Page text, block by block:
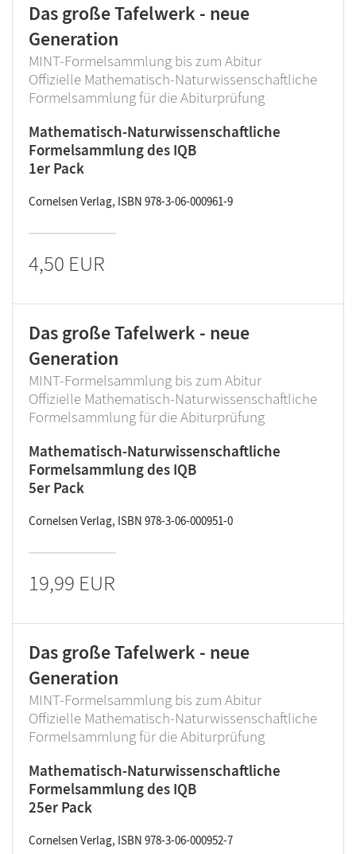
Das große Tafelwerk - neue
Generation
MINT-Formelsammlung bis zum Abitur
Offizielle Mathematisch-Naturwissenschaftliche
Formelsammlung für die Abiturprüfung
Mathematisch-Naturwissenschaftliche
Formelsammlung des IQB
1er Pack
Cornelsen Verlag, ISBN 978-3-06-000961-9
4,50 EUR
Das große Tafelwerk - neue
Generation
MINT-Formelsammlung bis zum Abitur
Offizielle Mathematisch-Naturwissenschaftliche
Formelsammlung für die Abiturprüfung
Mathematisch-Naturwissenschaftliche
Formelsammlung des IQB
5er Pack
Cornelsen Verlag, ISBN 978-3-06-000951-0
19,99 EUR
Das große Tafelwerk - neue
Generation
MINT-Formelsammlung bis zum Abitur
Offizielle Mathematisch-Naturwissenschaftliche
Formelsammlung für die Abiturprüfung
Mathematisch-Naturwissenschaftliche
Formelsammlung des IQB
25er Pack
Cornelsen Verlag, ISBN 978-3-06-000952-7